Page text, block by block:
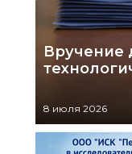
Вручение
8 июля 2026